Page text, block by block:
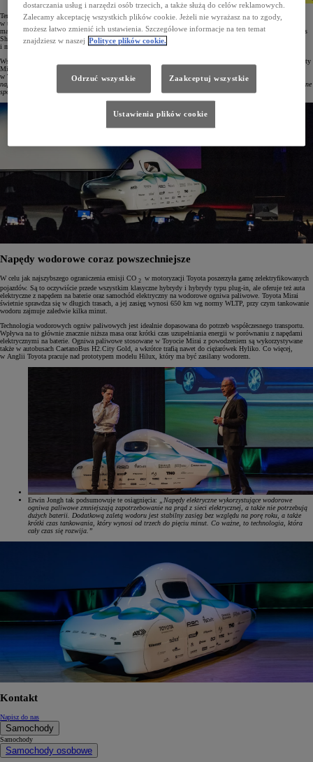
Ten wyśrubowany rekord zamierzają pobić studenci z Uniwersytetu Technicznego w Delft w Holandii, którzy
w tym celu stworzyli specjalny pojazd wodorowy. Prototyp tego zespołu o nazwie Eco-Runner Team Delft
ma za zadanie pokonać ponad 2056 km na jednym tankowaniu. Pierwsze testy miały miejsce w maju podczas
Shell Eco-Marathon we Francji, a oficjalna próba jest zaplanowana w terminie 23–25 czerwca 2023 roku
i ma się odbyć w południowych Niemczech.
Wsparcie dla studenckiego projektu zaproponowała Toyota Nederland, która przekaże kilka egzemplarzy Toyoty
Mirai w roli aut technicznych podczas podróży na południe Niemiec. Menedżer projektu Zero Emission
w Toyota Nederland Erwin Jongh nie kryje ogromnej radości z tej współpracy:„W naszej naturze leży
napędzanie ludzi do samodoskonalenia każdego dnia. Cieszymy się, że wspieramy taki projekt, bo bezemisyjne
społeczeństwo to jest to, czego potrzebujemy jak najszybciej”.
Napędy wodorowe coraz powszechniejsze
W celu jak najszybszego ograniczenia emisji CO 2 w motoryzacji Toyota poszerzyła gamę zelektryfikowanych
pojazdów. Są to oczywiście przede wszystkim klasyczne hybrydy i hybrydy typu plug-in, ale oferuje też auta
elektryczne z napędem na baterie oraz samochód elektryczny na wodorowe ogniwa paliwowe. Toyota Mirai
świetnie sprawdza się w długich trasach, a jej zasięg wynosi 650 km wg normy WLTP, przy czym tankowanie
wodoru zajmuje zaledwie kilka minut.
Technologia wodorowych ogniw paliwowych jest idealnie dopasowana do potrzeb współczesnego transportu.
Wpływa na to głównie znacznie niższa masa oraz krótki czas uzupełniania energii w porównaniu z napędami
elektrycznymi na baterie. Ogniwa paliwowe stosowane w Toyocie Mirai z powodzeniem są wykorzystywane
także w autobusach CaetanoBus H2.City Gold, a wkrótce trafią nawet do ciężarówek Hyliko. Co więcej,
w Anglii Toyota pracuje nad prototypem modelu Hilux, który ma być zasilany wodorem.
Erwin Jongh tak podsumowuje te osiągnięcia: „Napędy elektryczne wykorzystujące wodorowe
ogniwa paliwowe zmniejszają zapotrzebowanie na prąd z sieci elektrycznej, a także nie potrzebują
dużych baterii. Dodatkową zaletą wodoru jest stabilny zasięg bez względu na porę roku, a także
krótki czas tankowania, który wynosi od trzech do pięciu minut. Co ważne, to technologia, która
cały czas się rozwija.”
Kontakt
Napisz do nas
Samochody
Samochody
Samochody osobowe
dostarczania usług i narzędzi osób trzecich, a także służą do celów reklamowych.
Zalecamy akceptację wszystkich plików cookie. Jeżeli nie wyrażasz na to zgody,
możesz łatwo zmienić ich ustawienia. Szczegółowe informacje na ten temat
znajdziesz w naszej Polityce plików cookie.
Odrzuć wszystkie Zaakceptuj wszystkie
Ustawienia plików cookie